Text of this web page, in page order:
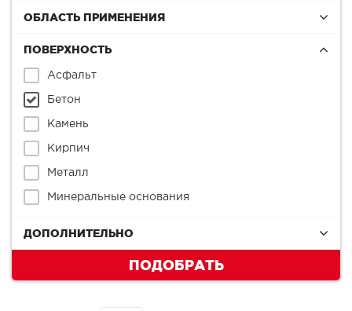
ОБЛАСТЬ ПРИМЕНЕНИЯ
ПОВЕРХНОСТЬ
Асфальт
Бетон
Камень
Кирпич
Металл
Минеральные основания
ДОПОЛНИТЕЛЬНО
ПОДОБРАТЬ